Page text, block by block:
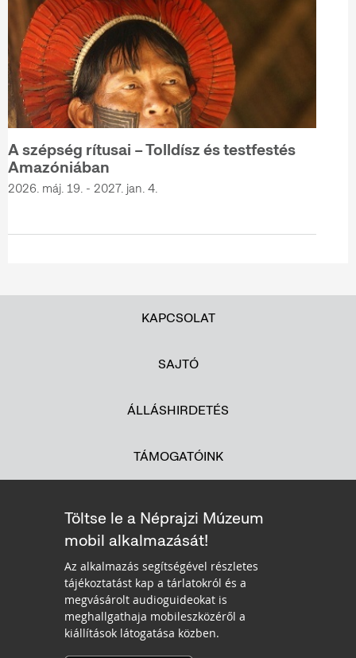
A szépség rítusai – Tolldísz és testfestés
Amazóniában
2026. máj. 19. - 2027. jan. 4.
KAPCSOLAT
SAJTÓ
ÁLLÁSHIRDETÉS
TÁMOGATÓINK
Töltse le a Néprajzi Múzeum
mobil alkalmazását!
Az alkalmazás segítségével részletes
tájékoztatást kap a tárlatokról és a
megvásárolt audioguideokat is
meghallgathaja mobileszközéről a
kiállítások látogatása közben.